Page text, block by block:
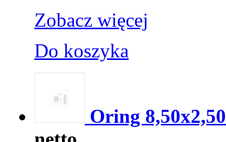
Zobacz więcej
Do koszyka
Oring 8,50x2,50